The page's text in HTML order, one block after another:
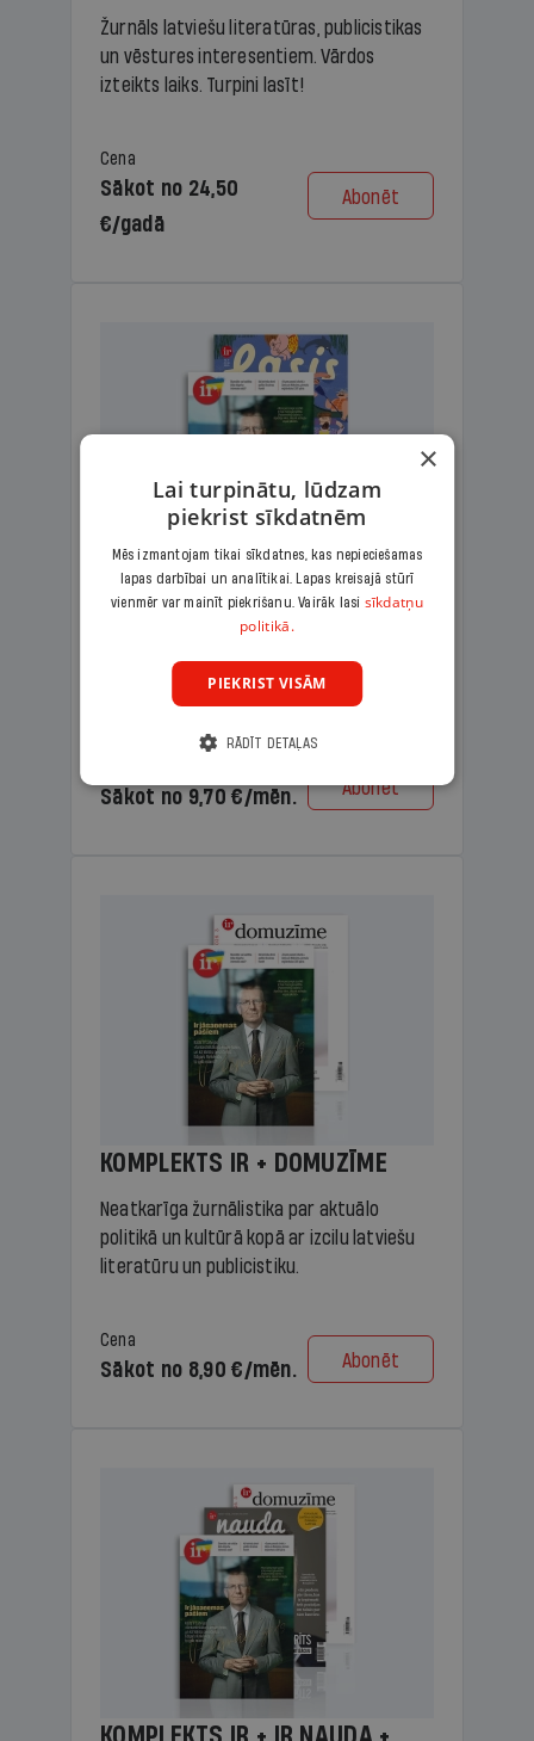
Žurnāls latviešu literatūras, publicistikas
un vēstures interesentiem. Vārdos
izteikts laiks. Turpini lasīt!
Cena
Sākot no 24,50
€/gadā
Abonēt
KOMPLEKTS IR + LASIS
Ģimenes komplekts – aizraujošs
lasāmžurnāls bērniem un analītiska
lasāmviela vecākiem.
Sākot no 9,70 €/mēn. Abonēt
KOMPLEKTS IR + DOMUZĪME
Neatkarīga žurnālistika par aktuālo
politikā un kultūrā kopā ar izcilu latviešu
literatūru un publicistiku.
Cena
Sākot no 8,90 €/mēn. Abonēt
×
Lai turpinātu, lūdzam
piekrist sīkdatnēm
Mēs izmantojam tikai sīkdatnes, kas nepieciešamas
lapas darbībai un analītikai. Lapas kreisajā stūrī
vienmēr var mainīt piekrišanu. Vairāk lasi sīkdatņu
politikā.
PIEKRIST VISĀM
RĀDĪT DETAĻAS